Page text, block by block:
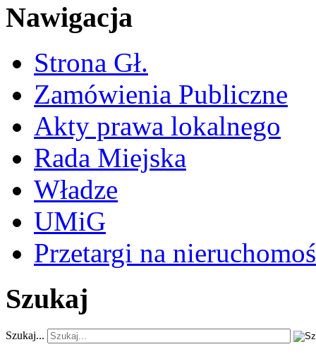
Nawigacja
Strona Gł.
Zamówienia Publiczne
Akty prawa lokalnego
Rada Miejska
Władze
UMiG
Przetargi na
Szukaj
Szukaj...